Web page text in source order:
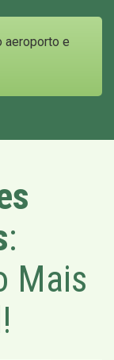
aeroporto e
:
Mais